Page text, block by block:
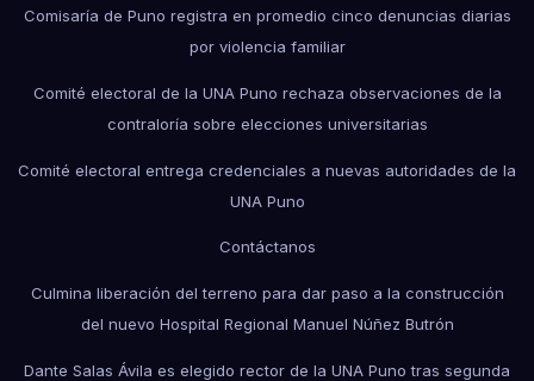
Comisaría de Puno registra en promedio cinco denuncias diarias
por violencia familiar
Comité electoral de la UNA Puno rechaza observaciones de la
contraloría sobre elecciones universitarias
Comité electoral entrega credenciales a nuevas autoridades de la
UNA Puno
Contáctanos
Culmina liberación del terreno para dar paso a la construcción
del nuevo Hospital Regional Manuel Núñez Butrón
Dante Salas Ávila es elegido rector de la UNA Puno tras segunda